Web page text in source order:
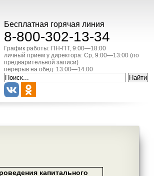
Бесплатная горячая линия
8-800-302-13-34
График работы: ПН-ПТ, 9:00—18:00
личный прием у директора: Ср, 9:00—13:00 (по
предварительной записи)
перерыв на обед: 13:00—14:00
капитального